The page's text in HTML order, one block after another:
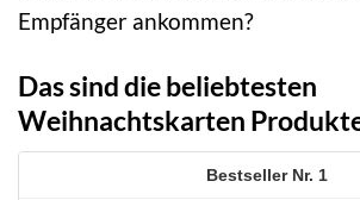
Empfänger ankommen?
Das sind die beliebtesten
Weihnachtskarten
1